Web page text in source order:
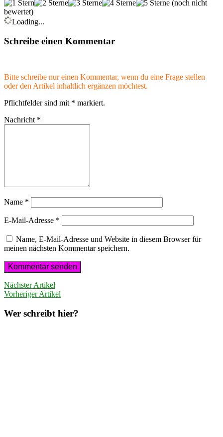
(noch nicht
bewertet)
Loading...
Schreibe einen Kommentar
Bitte schreibe nur einen Kommentar, wenn du eine Frage stellen
oder den Artikel inhaltlich ergänzen möchtest.
Pflichtfelder sind mit * markiert.
Nachricht *
Name *
E-Mail-Adresse *
Name, E-Mail-Adresse und Website in diesem Browser für
meinen nächsten Kommentar speichern.
Nächster Artikel
Vorheriger Artikel
Wer schreibt hier?